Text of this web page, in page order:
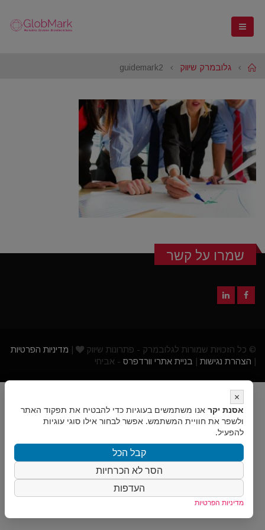
Home
גלובמרק שיווק guidemark2
שמרו על קשר
© כל הזכויות שמורות לגלובמרק - פתרונות שיווק
מדיניות הפרטיות
הצהרת נגישות בניית אתרי וורדפרס - אביחי
×
אסנת יקר אנו משתמשים בעוגיות כדי להבטיח את תפקוד האתר
ולשפר את חוויית המשתמש. אפשר לבחור אילו סוגי עוגיות
להפעיל.
קבל הכל
הסר לא הכרחיות
העדפות
מדיניות הפרטיות